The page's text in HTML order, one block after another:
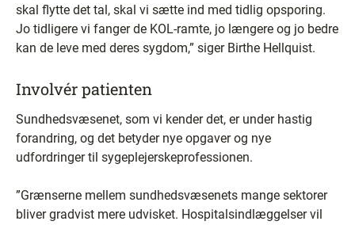
skal flytte det tal, skal vi sætte ind med tidlig opsporing.
Jo tidligere vi fanger de KOL-ramte, jo længere og jo bedre
kan de leve med deres sygdom,” siger Birthe Hellquist.
Involvér patienten
Sundhedsvæsenet, som vi kender det, er under hastig
forandring, og det betyder nye opgaver og nye
udfordringer til sygeplejerskeprofessionen.
”Grænserne mellem sundhedsvæsenets mange sektorer
bliver gradvist mere udvisket. Hospitalsindlæggelser vil